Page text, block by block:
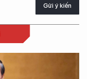
Gửi ý kiến